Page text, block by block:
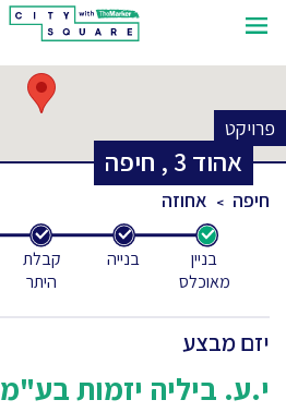
פרויקט
אהוד 3
, חיפה
חיפה אחוזה
בניין
מאוכלס
בנייה
קבלת
היתר
יזם מבצע
י.ע. ביליה יזמות בע"מ